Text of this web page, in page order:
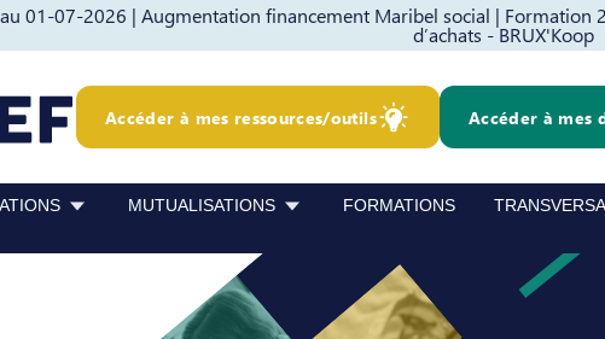
01-07-2026 | Augmentation financement Maribel social | Formation
d’achats - BRUX'Koop
page
Accéder à mes ressources/outils Accéder à mes
MUTUALISATIONS FORMATIONS